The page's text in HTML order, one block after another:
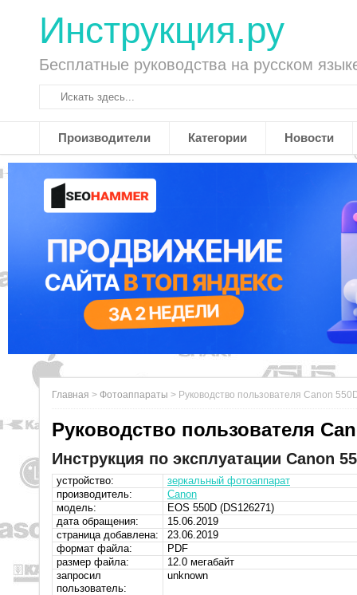
Инструкция.ру
Бесплатные руководства на русском
Производители Категории Новости
Главная > Фотоаппараты > Руководство пользователя Canon
Руководство пользователя
Инструкция по эксплуатации Canon
устройство:
зеркальный фотоаппарат
производитель:
Canon
модель:
EOS 550D (DS126271)
дата обращения:
15.06.2019
страница добавлена:
23.06.2019
формат файла:
PDF
размер файла:
12.0 мегабайт
запросил
пользователь:
unknown